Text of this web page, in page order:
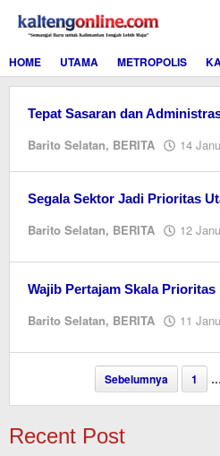
konten
HOME
UTAMA METROPOLIS
Tepat Sasaran dan
Barito Selatan, BERITA 14
Segala Sektor Jadi Prioritas
Barito Selatan, BERITA 12
Wajib Pertajam Skala Prioritas
Barito Selatan, BERITA 11
Sebelumnya 1 …
Recent Post